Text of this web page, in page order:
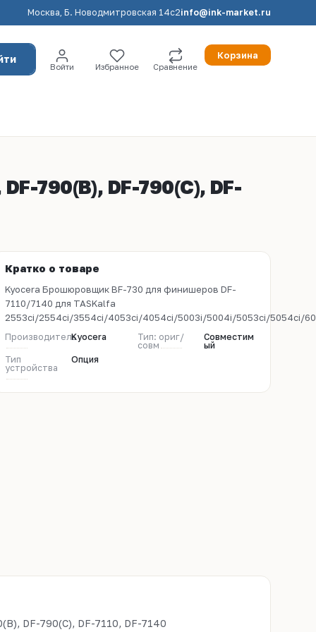
Москва, Б. Новодмитровская 14с2info@ink-market.ru
Войти Избранное Сравнение
Корзина
790(B), DF-790(C), DF-
Кратко о товаре
Kyocera Брошюровщик BF-730 для финишеров DF-
7110/7140 для TASKalfa
2553ci/2554ci/3554ci/4053ci/4054ci/5003i/5004i/5053ci/5054ci/
ПроизводительKyocera
Тип: ориг/
совм
Совместим
ый
Тип
устройства
Опция
DF-790(C), DF-7110, DF-7140